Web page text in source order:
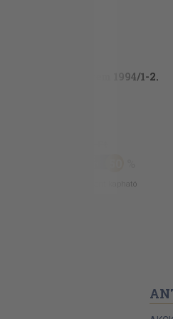
Az érem 1994/1-2.
pont kapható